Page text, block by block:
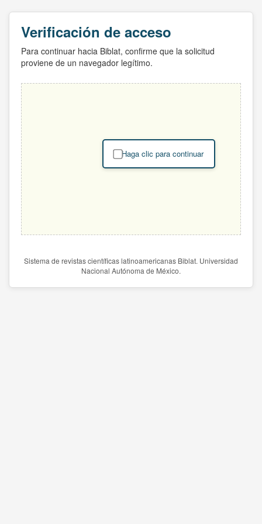
Verificación de acceso
Para continuar hacia Biblat, confirme que la solicitud
proviene de un navegador legítimo.
Haga clic para continuar
Sistema de revistas científicas latinoamericanas Biblat. Universidad
Nacional Autónoma de México.